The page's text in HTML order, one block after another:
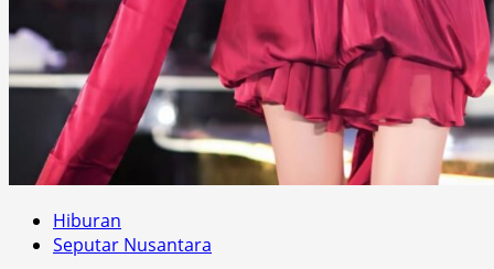
Hiburan
Seputar Nusantara